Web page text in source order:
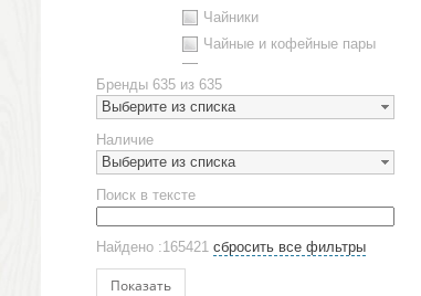
Чайники
Чайные и кофейные пары
Наборы посуды
Предметы сервировки
Стаканы
Эко кружки
ЕВРОПОСУДА
Аксессуары
Ежедневники и блокноты
Бренды 635 из 635
Выберите из списка
Наличие
Выберите из списка
Поиск в тексте
Найдено :165421 сбросить все фильтры
Показать